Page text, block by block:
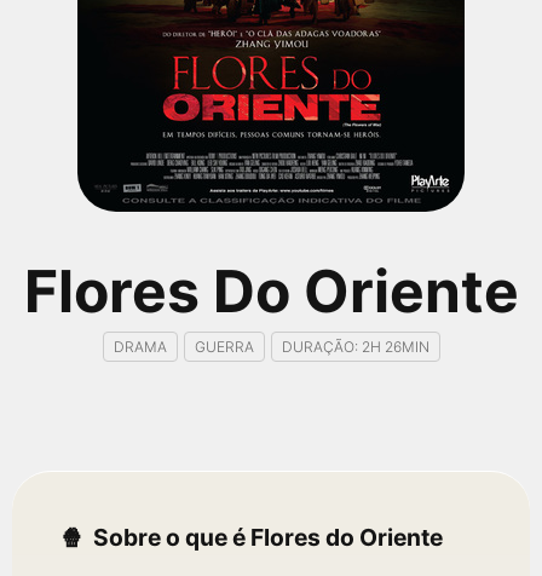
Flores Do Oriente
DRAMA GUERRA DURAÇÃO: 2H 26MIN
Sobre o que é Flores do Oriente
FilmesNoCinema.com.bré o maior localizador de filmes e
sessões de cinema no Brasil. Através dele, você pode
encontrar os filmes no cinema mais próximos a você ou a
qualquer cidade em território brasileiro. Você pode também
acessar informações sobre cinemas, horários, assistir aos